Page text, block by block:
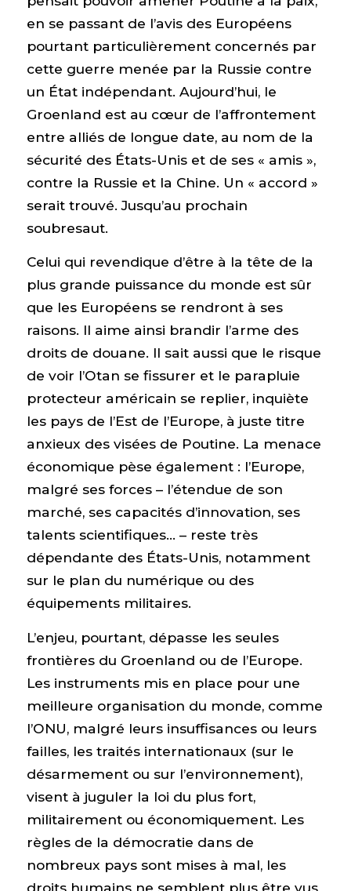
en se passant de l’avis des Européens
pourtant particulièrement concernés par
cette guerre menée par la Russie contre
un État indépendant. Aujourd’hui, le
Groenland est au cœur de l’affrontement
entre alliés de longue date, au nom de la
sécurité des États-Unis et de ses « amis »,
contre la Russie et la Chine. Un « accord »
serait trouvé. Jusqu’au prochain
soubresaut.
Celui qui revendique d’être à la tête de la
plus grande puissance du monde est sûr
que les Européens se rendront à ses
raisons. Il aime ainsi brandir l’arme des
droits de douane. Il sait aussi que le risque
de voir l’Otan se fissurer et le parapluie
protecteur américain se replier, inquiète
les pays de l’Est de l’Europe, à juste titre
anxieux des visées de Poutine. La menace
économique pèse également : l’Europe,
malgré ses forces – l’étendue de son
marché, ses capacités d’innovation, ses
talents scientifiques… – reste très
dépendante des États-Unis, notamment
sur le plan du numérique ou des
équipements militaires.
L’enjeu, pourtant, dépasse les seules
frontières du Groenland ou de l’Europe.
Les instruments mis en place pour une
meilleure organisation du monde, comme
l’ONU, malgré leurs insuffisances ou leurs
failles, les traités internationaux (sur le
désarmement ou sur l’environnement),
visent à juguler la loi du plus fort,
militairement ou économiquement. Les
règles de la démocratie dans de
nombreux pays sont mises à mal, les
droits humains ne semblent plus être vus